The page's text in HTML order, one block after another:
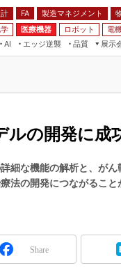
FA 製造マネジメント
医療機器 ロボット 電
AI
エッジ逆襲 品質
展示
リティショー
EXPO
フィールドサービス
み込み画像技術
車載ソフト開発
モビリティ
素材／化学
ルの開発に成
細な機能の解析と、がん
法の開発につながること
Share